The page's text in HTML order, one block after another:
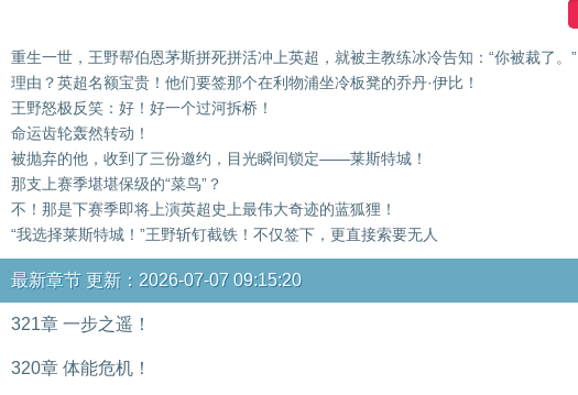
重生一世，王野帮伯恩茅斯拼死拼活冲上英超，就被主教练冰冷告知：“你被裁了。”
理由？英超名额宝贵！他们要签那个在利物浦坐冷板凳的乔丹·伊比！
王野怒极反笑：好！好一个过河拆桥！
命运齿轮轰然转动！
被抛弃的他，收到了三份邀约，目光瞬间锁定——莱斯特城！
那支上赛季堪堪保级的“菜鸟”？
不！那是下赛季即将上演英超史上最伟大奇迹的蓝狐狸！
“我选择莱斯特城！”王野斩钉截铁！不仅签下，更直接索要无人
最新章节 更新：2026-07-07 09:15:20
321章 一步之遥！
320章 体能危机！